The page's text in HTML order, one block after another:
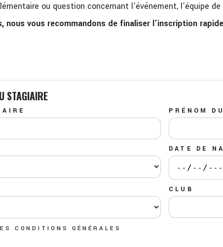
ou question concernant l’événement, l’équipe
nous vous recommandons de finaliser l’inscription
STAGIAIRE
PRÉNOM
DATE DE
CLUB
CONDITIONS GÉNÉRALES